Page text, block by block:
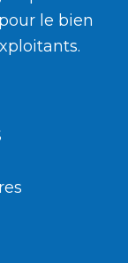
le bien